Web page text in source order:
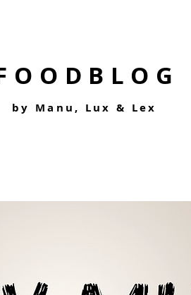
by Manu, Lux & Lex